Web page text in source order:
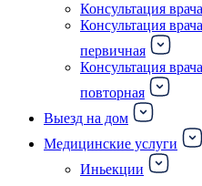
Консультация
Консультация
первичная
Консультация
повторная
Выезд на дом
Медицинские услуги
Иньекции